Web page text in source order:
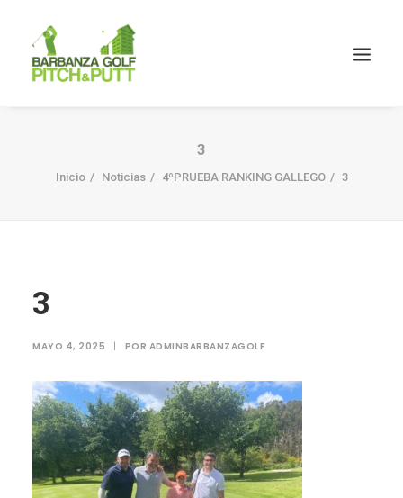
3
Inicio Noticias 4ºPRUEBA RANKING GALLEGO 3
3
MAYO 4, 2025 | POR ADMINBARBANZAGOLF